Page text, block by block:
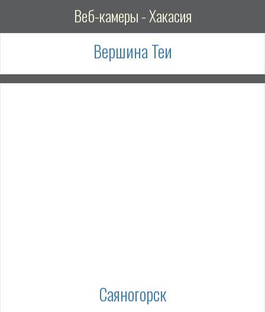
Веб-камеры - Хакасия
Вершина Теи
Саяногорск